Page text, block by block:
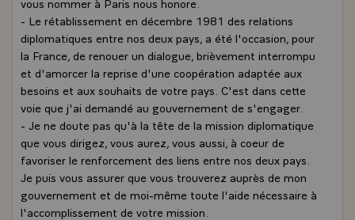
- Le rétablissement en décembre 1981 des relations
diplomatiques entre nos deux pays, a été l'occasion, pour
la France, de renouer un dialogue, brièvement interrompu
et d'amorcer la reprise d'une coopération adaptée aux
besoins et aux souhaits de votre pays. C'est dans cette
voie que j'ai demandé au gouvernement de s'engager.
- Je ne doute pas qu'à la tête de la mission diplomatique
que vous dirigez, vous aurez, vous aussi, à coeur de
favoriser le renforcement des liens entre nos deux pays.
Je puis vous assurer que vous trouverez auprès de mon
gouvernement et de moi-même toute l'aide nécessaire à
l'accomplissement de votre mission.